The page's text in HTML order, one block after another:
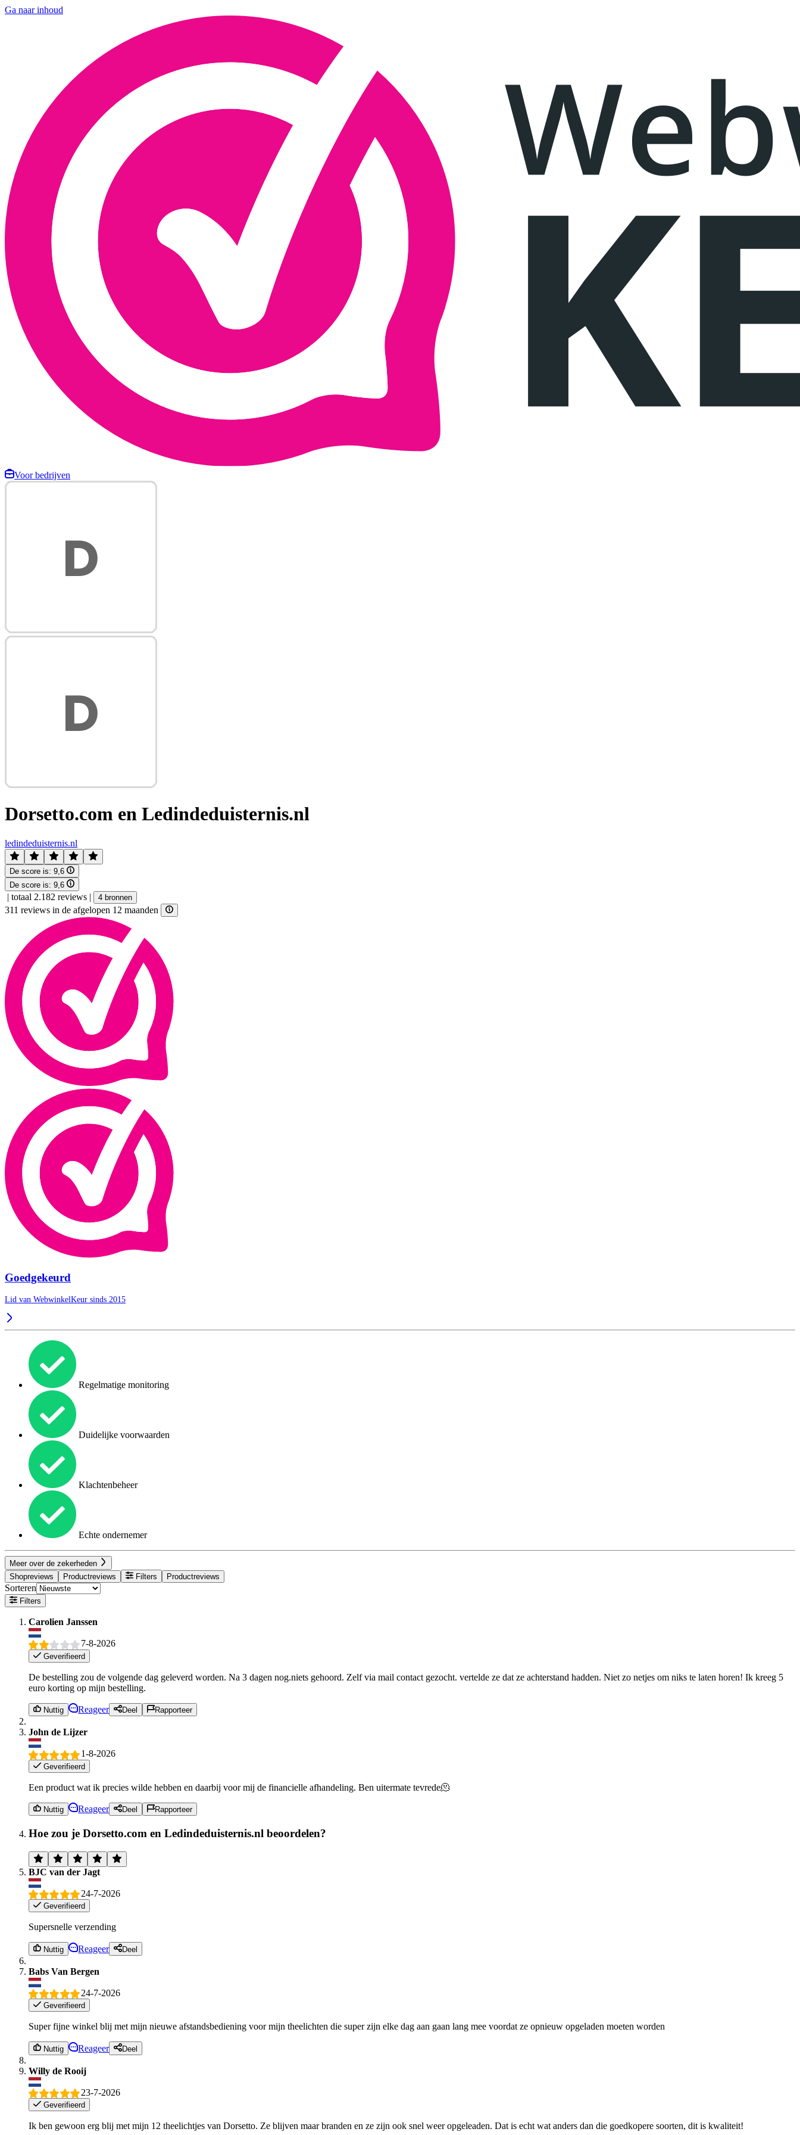
Ga naar inhoud
Voor bedrijven
Dorsetto.com en Ledindeduisternis.nl
ledindeduisternis.nl
De score is: 9,6
De score is: 9,6
| totaal 2.182 reviews | 4 bronnen
311 reviews in de afgelopen 12 maanden
Goedgekeurd
Lid van WebwinkelKeur sinds 2015
Regelmatige monitoring
Duidelijke voorwaarden
Klachtenbeheer
Echte ondernemer
Meer over de zekerheden
Shopreviews
Productreviews Filters Productreviews
Sorteren
Filters
Carolien Janssen
7-8-2026
Geverifieerd
De bestelling zou de volgende dag geleverd worden. Na 3 dagen nog.niets gehoord. Zelf via mail contact gezocht. vertelde ze dat ze achterstand hadden. Niet zo netjes om niks te laten horen! Ik kreeg 5
euro korting op mijn bestelling.
Nuttig Reageer Deel Rapporteer
John de Lijzer
1-8-2026
Geverifieerd
Een product wat ik precies wilde hebben en daarbij voor mij de financielle afhandeling. Ben uitermate tevrede🫠
Nuttig Reageer Deel Rapporteer
Hoe zou je Dorsetto.com en Ledindeduisternis.nl beoordelen?
BJC van der Jagt
24-7-2026
Geverifieerd
Supersnelle verzending
Nuttig Reageer Deel
Babs Van Bergen
24-7-2026
Geverifieerd
Super fijne winkel blij met mijn nieuwe afstandsbediening voor mijn theelichten die super zijn elke dag aan gaan lang mee voordat ze opnieuw opgeladen moeten worden
Nuttig Reageer Deel
Willy de Rooij
23-7-2026
Geverifieerd
Ik ben gewoon erg blij met mijn 12 theelichtjes van Dorsetto. Ze blijven maar branden en ze zijn ook snel weer opgeleaden. Dat is echt wat anders dan die goedkopere soorten, dit is kwaliteit!